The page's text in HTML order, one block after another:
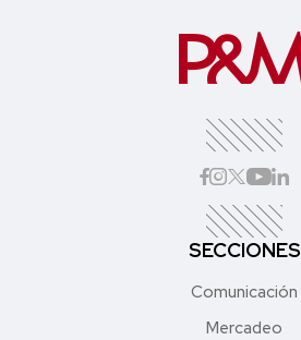
SECCIONES
Comunicación
Mercadeo